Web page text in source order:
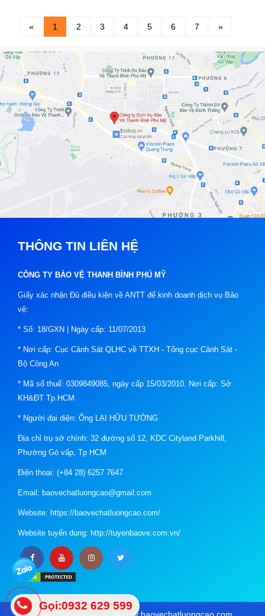
« 1 2 3 4 5 6 7 »
THÔNG TIN LIÊN HỆ
CÔNG TY BẢO VỆ THANH BÌNH PHÚ MỸ
Giấy xác nhận Đủ điều kiện về ANTT để kinh doanh dịch vụ Bảo
vệ:
* Số: 18/GXN | Ngày cấp: 11/07/2013
* Nơi cấp: Cục Cảnh Sát QLHC về TTXH - Tổng cục Cảnh Sát -
Bộ Công An
* Mã số thuế: 0309849085, ngày cấp 15/03/2010. Nơi cấp: Sở
KH&ĐT Tp.HCM
* Người đại diện: Ông LẠI HỮU TƯỜNG
Địa chỉ trụ sở chính: 32 đường số 12, KDC Cityland Parkhill,
Phường Gò vấp, Tp HCM
Điện thoại: (+84 28) 6257 7647
Email: baovechatluongcao@gmail.com
Website: https://baovechatluongcao.com/
Website tuyển dụng: http://tuyenbaove.com.vn/
Copyright © 2021 Design by baovechatluongcao.com
Gọi:0932 629 599